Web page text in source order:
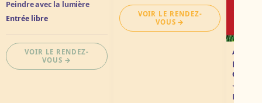
Peindre avec la lumière
Entrée libre
VOIR LE RENDEZ-
VOUS
VOIR LE RENDEZ-
VOUS
AUTRE
de la
"Trois
Laurine